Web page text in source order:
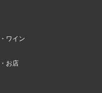
ワイン
お店